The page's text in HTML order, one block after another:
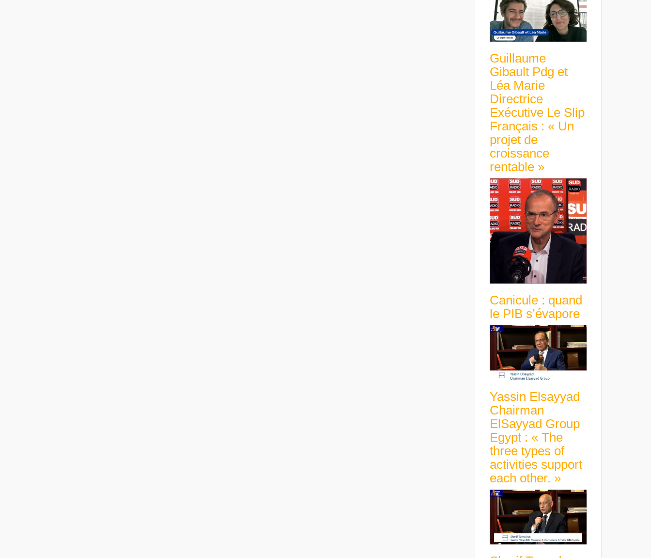
Guillaume
Gibault Pdg et
Léa Marie
Directrice
Exécutive Le Slip
Français : « Un
projet de
croissance
rentable »
Canicule : quand
le PIB s’évapore
Yassin Elsayyad
Chairman
ElSayyad Group
Egypt : « The
three types of
activities support
each other. »